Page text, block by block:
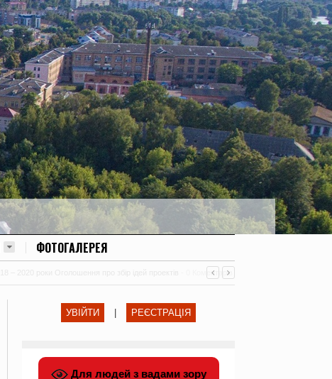
ФОТОГАЛЕРЕЯ
0 Коментарів
УВІЙТИ РЕЄСТРАЦІЯ
Для людей з вадами зору